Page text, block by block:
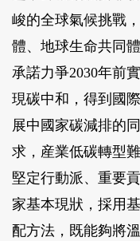
峻的全球氣候挑戰
體、地球生命共同
承諾力爭2030年前
現碳中和，得到國
展中國家碳減排的
求，産業低碳轉型
堅定行動派、重要
家基本現狀，採用
配方法，既能夠將